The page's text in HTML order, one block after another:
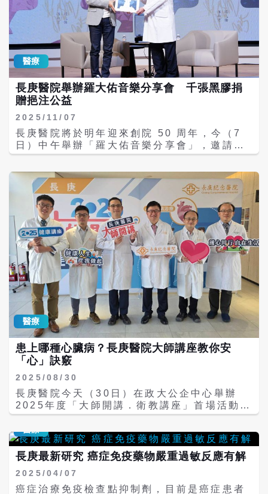
系共有約2萬5千名員工，唯有建立穩定且被支
持的團隊，才能在長期高壓的醫療環境中，持
續守護病人與醫療品質。 長庚醫院也指出，近
年積極推動職場福祉制度，自2023年起連續3
年獲得「幸福企業」金獎，並於2025年台灣健
康永續獎中一舉奪下多項大獎，顯示高福利與
制度支持已成為醫院永續經營的重要基石。 在
醫療人力短缺成為結構性挑戰之際，醫界普遍
認為，單靠使命感已難以支撐高強度醫療現
場，透過加薪、年終獎金與工作環境改善，讓
「留人」成為可量化、可感受的制度，正逐漸
成為大型醫療機構的重要共識。
才能在高壓且責任重大的醫療現場，長期守護
病人安全與醫療品質。 為因應醫療環境變化，
長庚醫院持續檢視薪資結構與調薪制度，並於
端午與中秋節發放半個月獎金，近五年年終獎
金平均皆超過4.5個月，落實與員工共享經營
成果的理念。此外，也推動退休人員返聘制
度，促進經驗傳承，減輕第一線人力負荷。 在
福利制度方面，長庚提供生日與三節禮券、交
通補助、員工宿舍、幼兒園資源及汎航免費搭
補助。對於服務滿一定年資的同仁，醫院也設
有資深員工表揚制度，每滿五年致贈紀念金
幣，隨年資累積增加重量，以表彰長期貢獻。
透過完整培訓制度、職務歷練與新進人員友善
措施，協助同仁順利適應職場，同時支持在職
進修與職涯發展。在健康促進方面，推動體適
能檢測、運動活動及專責輔導機制，強化員工
身心支持；針對長期病假同仁，也提供最長半
年半薪保障，協助維持生活穩定。 生活照顧層
面，院內「長庚好味道」餐飲服務提供多元且
彈性的用餐選擇，協助同仁兼顧工作與生活平
衡。 長庚醫院指出，自2023年起連續三年獲
得幸福企業金獎，是全體員工與制度長期累積
的成果。除該獎項外，醫院亦在「2025台灣健
康永續獎」中，獲得「職場福祉領袖獎」、
「高齡友善領袖獎」及「護理人員幸福獎」等
多項肯定，顯示其在員工照顧、醫療品質與永
續治理上的整體表現。 院方表示，未來將持續
以「以人為本」為核心，深化幸福職場制度，
強化團隊韌性，朝向兼具專業實力與人文關懷
的醫療體系邁進，履行醫療機構對社會的長期
責任。
醫療
長庚醫院舉辦羅大佑音樂分享會 千張黑膠捐
贈挹注公益
2025/11/07
長庚醫院將於明年迎來創院 50 周年，今（7
日）中午舉辦「羅大佑音樂分享會」，邀請知
名音樂人羅大佑老師親臨現場，以音樂獻上對
新黑膠專輯《季春四望夜雨愁》支持長庚醫療
公益外，也親自分享創作理念與生命視野，場
面溫馨。活動吸引逾600名同仁聆賞，會場座
無虛席。 此次分享會由長庚醫療體系多位主管
出席，包括董事長王瑞慧、決策委員會陳昱瑞
名譽主委、程文俊主委、陳建宗副主委、行政
中心潘延健總執行長、許智超副總執行長，以
及台北長庚院長黃集仁等，共同見證醫療、藝
術與公益跨界結合的特別時刻。 長庚醫院表
示，為迎接2026年50周年院慶，特別邀請同
樣具醫師背景、長期關注社會議題的羅大佑創
作全新院歌。羅大佑以細膩旋律與人文書寫，
刻劃長庚五十年來以「守護生命」為核心的創
院精神，詮釋取之於社會、用之於社會的理
念。 這首院歌將於2026年12月的長庚50周年
院慶活動中，由羅大佑本人親自獻唱，象徵長
庚新里程碑的起點。 分享會中，羅大佑將親筆
程文俊主委代表受贈。程文俊表示，羅大佑身
為醫師出身，他對醫療工作的理解與敬意深
次找回使命與初心，「這份祝福對長庚具有非
凡意義」。 長庚醫院進一步指出，羅大佑捐贈
的千張黑膠未來將作為公益用途，所得將投入
長庚持續推動的偏鄉兒童早療及弱勢關懷計
落。 今日分享會現場湧入超過 600名長庚醫
醫療
患上哪種心臟病？長庚醫院大師講座教你安
「心」訣竅
2025/08/30
長庚醫院今天（30日）在政大公企中心舉辦
2025年度「大師開講．衛教講座」首場活動，
聚焦心臟疾病防治，吸引眾多民眾參與。講座
位心臟權威專家，針對心律不整、心臟衰竭、
冠心病、心律調節器以及「糖心腎症候群」等
重大議題進行專題演講，提供民眾最新醫療知
識與自我照護要訣。 活動中，基隆長庚心臟內
科電生理科主任陳韋翔醫師指出，心律不整是
醫療
長庚最新研究 癌症免疫藥物嚴重過敏反應有解
2025/04/07
癌症治療免疫檢查點抑制劑，目前是癌症患者